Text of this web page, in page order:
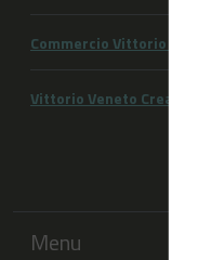
Commercio Vittorio
Vittorio Veneto Creativa
Menu